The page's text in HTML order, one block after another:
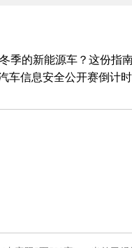
季的新能源车？这份指
车信息安全公开赛倒计时